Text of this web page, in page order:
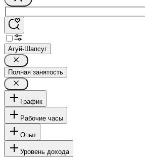
Агуй-Шапсуг
Полная занятость
График
Рабочие часы
Опыт
Уровень дохода